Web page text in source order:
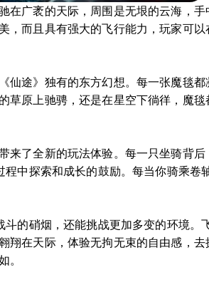
广袤的天际，周围是无垠的云海，
而且具有强大的飞行能力，玩家可
途》独有的东方幻想。每一张魔毯
原上驰骋，还是在星空下徜徉，魔
了全新的玩法体验。每一只坐骑背
中探索和成长的鼓励。每当你骑乘卷
的硝烟，还能挑战更加多变的环境
在天际，体验无拘无束的自由感，
。